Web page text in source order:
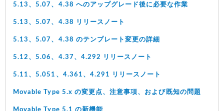
5.13、5.07、4.38 へのアップグレード後に必要な作業
5.13、5.07、4.38 リリースノート
5.13、5.07、4.38 のテンプレート変更の詳細
5.12、5.06、4.37、4.292 リリースノート
5.11、5.051、4.361、4.291 リリースノート
Movable Type 5.x の変更点、注意事項、および既知の問題